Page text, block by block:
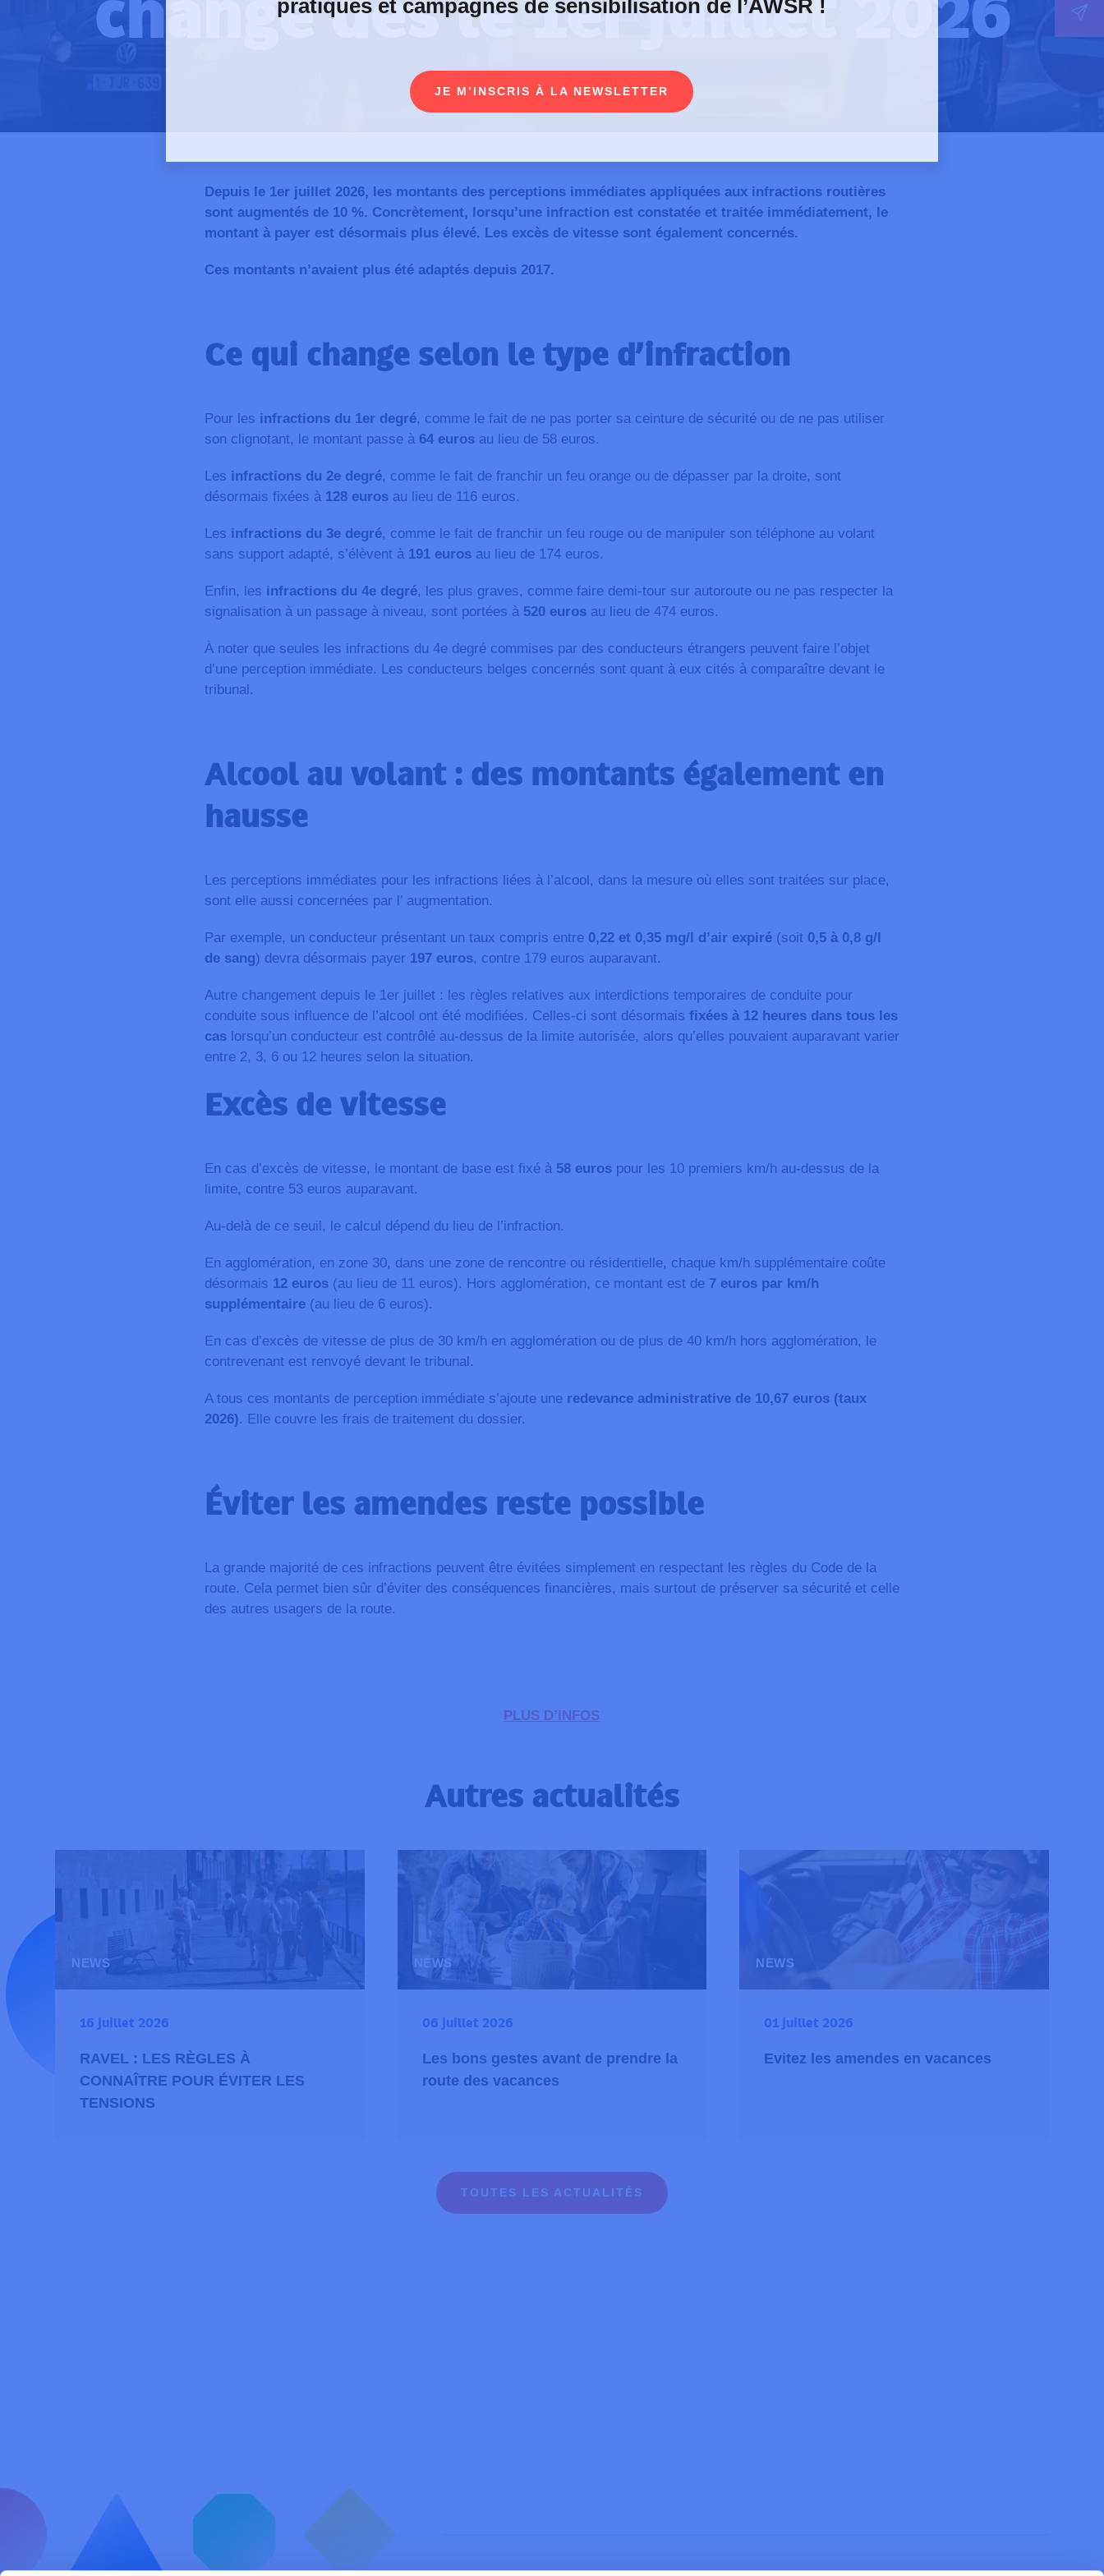
Depuis le 1er juillet 2026, les montants des perceptions immédiates appliquées aux infractions routières
sont augmentés de 10 %. Concrètement, lorsqu’une infraction est constatée et traitée immédiatement, le
montant à payer est désormais plus élevé. Les excès de vitesse sont également concernés.
Ces montants n’avaient plus été adaptés depuis 2017.
Ce qui change selon le type d’infraction
Pour les infractions du 1er degré, comme le fait de ne pas porter sa ceinture de sécurité ou de ne pas utiliser
son clignotant, le montant passe à 64 eurosau lieu de 58 euros.
Les infractions du 2e degré, comme le fait de franchir un feu orange ou de dépasser par la droite, sont
désormais fixées à 128 eurosau lieu de 116 euros.
Les infractions du 3e degré, comme le fait de franchir un feu rouge ou de manipuler son téléphone au volant
sans support adapté, s’élèvent à 191 eurosau lieu de 174 euros.
Enfin, les infractions du 4e degré, les plus graves, comme faire demi-tour sur autoroute ou ne pas respecter la
signalisation à un passage à niveau, sont portées à 520 eurosau lieu de 474 euros.
À noter que seules les infractions du 4e degré commises par des conducteurs étrangers peuvent faire l’objet
d’une perception immédiate. Les conducteurs belges concernés sont quant à eux cités à comparaître devant le
tribunal.
Alcool au volant : des montants également en
hausse
Les perceptions immédiates pour les infractions liées à l’alcool, dans la mesure où elles sont traitées sur place,
sont elle aussi concernées par l’ augmentation.
Par exemple, un conducteur présentant un taux compris entre 0,22 et 0,35 mg/l d’air expiré(soit 0,5 à 0,8 g/l
de sang) devra désormais payer 197 euros, contre 179 euros auparavant.
Autre changement depuis le 1er juillet : les règles relatives aux interdictions temporaires de conduite pour
conduite sous influence de l’alcool ont été modifiées. Celles-ci sont désormais fixées à 12 heures dans tous les
caslorsqu’un conducteur est contrôlé au-dessus de la limite autorisée, alors qu’elles pouvaient auparavant varier
entre 2, 3, 6 ou 12 heures selon la situation.
Excès de vitesse
En cas d’excès de vitesse, le montant de base est fixé à 58 eurospour les 10 premiers km/h au-dessus de la
limite, contre 53 euros auparavant.
Au-delà de ce seuil, le calcul dépend du lieu de l’infraction.
En agglomération, en zone 30, dans une zone de rencontre ou résidentielle, chaque km/h supplémentaire coûte
désormais 12 euros(au lieu de 11 euros). Hors agglomération, ce montant est de 7 euros par km/h
supplémentaire(au lieu de 6 euros).
En cas d’excès de vitesse de plus de 30 km/h en agglomération ou de plus de 40 km/h hors agglomération, le
contrevenant est renvoyé devant le tribunal.
A tous ces montants de perception immédiate s’ajoute une redevance administrative de 10,67 euros (taux
2026). Elle couvre les frais de traitement du dossier.
Éviter les amendes reste possible
La grande majorité de ces infractions peuvent être évitées simplement en respectant les règles du Code de la
route. Cela permet bien sûr d’éviter des conséquences financières, mais surtout de préserver sa sécurité et celle
des autres usagers de la route.
PLUS D’INFOS
Autres actualités
NEWS
16 juillet 2026
RAVEL : LES RÈGLES À
CONNAÎTRE POUR ÉVITER LES
TENSIONS
NEWS
06 juillet 2026
Les bons gestes avant de prendre la
route des vacances
NEWS
01 juillet 2026
Evitez les amendes en vacances
TOUTES LES ACTUALITÉS
pratiques et campagnes de sensibilisation de l’AWSR !
JE M’INSCRIS À LA NEWSLETTER